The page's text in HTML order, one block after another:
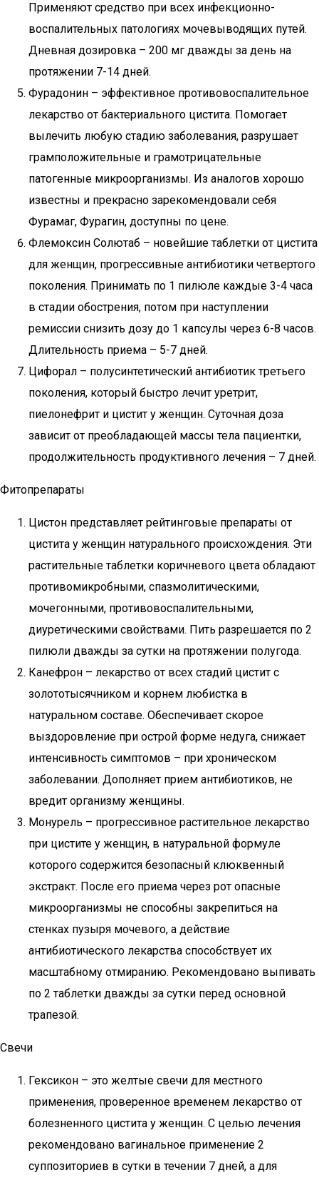
Применяют средство при всех инфекционно-
воспалительных патологиях мочевыводящих путей.
Дневная дозировка – 200 мг дважды за день на
протяжении 7-14 дней.
Фурадонин – эффективное противовоспалительное
лекарство от бактериального цистита. Помогает
вылечить любую стадию заболевания, разрушает
грамположительные и грамотрицательные
патогенные микроорганизмы. Из аналогов хорошо
известны и прекрасно зарекомендовали себя
Фурамаг, Фурагин, доступны по цене.
Флемоксин Солютаб – новейшие таблетки от цистита
для женщин, прогрессивные антибиотики четвертого
поколения. Принимать по 1 пилюле каждые 3-4 часа
в стадии обострения, потом при наступлении
ремиссии снизить дозу до 1 капсулы через 6-8 часов.
Длительность приема – 5-7 дней.
Цифорал – полусинтетический антибиотик третьего
поколения, который быстро лечит уретрит,
пиелонефрит и цистит у женщин. Суточная доза
зависит от преобладающей массы тела пациентки,
продолжительность продуктивного лечения – 7 дней.
Фитопрепараты
Цистон представляет рейтинговые препараты от
цистита у женщин натурального происхождения. Эти
растительные таблетки коричневого цвета обладают
противомикробными, спазмолитическими,
мочегонными, противовоспалительными,
диуретическими свойствами. Пить разрешается по 2
пилюли дважды за сутки на протяжении полугода.
Канефрон – лекарство от всех стадий цистит с
золототысячником и корнем любистка в
натуральном составе. Обеспечивает скорое
выздоровление при острой форме недуга, снижает
интенсивность симптомов – при хроническом
заболевании. Дополняет прием антибиотиков, не
вредит организму женщины.
Монурель – прогрессивное растительное лекарство
при цистите у женщин, в натуральной формуле
которого содержится безопасный клюквенный
экстракт. После его приема через рот опасные
микроорганизмы не способны закрепиться на
стенках пузыря мочевого, а действие
антибиотического лекарства способствует их
масштабному отмиранию. Рекомендовано выпивать
по 2 таблетки дважды за сутки перед основной
трапезой.
Свечи
Гексикон – это желтые свечи для местного
применения, проверенное временем лекарство от
болезненного цистита у женщин. С целью лечения
рекомендовано вагинальное применение 2
суппозиториев в сутки в течении 7 дней, а для